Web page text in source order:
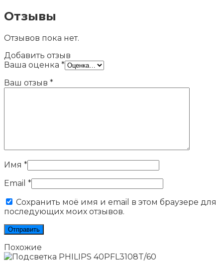
Отзывы
Отзывов пока нет.
Добавить отзыв
Ваша оценка *
Ваш отзыв *
Имя *
Email *
Сохранить моё имя и email в этом браузере для
последующих моих отзывов.
Похожие